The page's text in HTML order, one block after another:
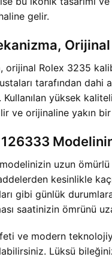
gelir.
orijinal Rolex 3235
tarafından
yüksek
ve orijinaline yakın
uzun
kesinlikle
gibi günlük
saatinizin ömrünü
ve modern
Lüksü